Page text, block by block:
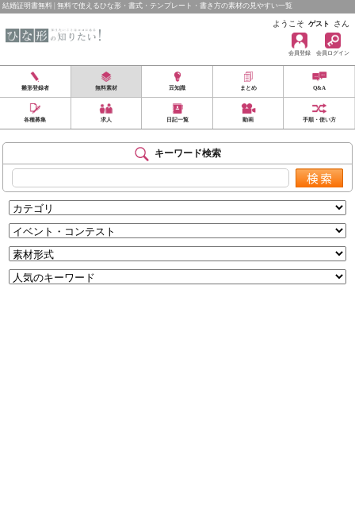
結婚証明書無料 | 無料で使えるひな形・書式・テンプレート・書き方の素材の見やすい一覧
ようこそ ゲスト さん
会員登録 会員ログイン
雛形登録者 無料素材 豆知識 まとめ Q&A
各種募集 求人 日記一覧 動画 手順・使い方
キーワード検索